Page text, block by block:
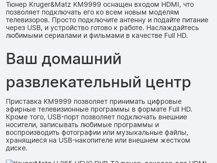
Тюнер Kruger&Matz KM9999 оснащен входом HDMI, что
позволяет подключать его ко всем новым моделям
телевизоров. Просто подключите антенну и подайте питание
через USB, и устройство готово к работе. Наслаждайтесь
любимыми сериалами и фильмами в качестве Full HD.
Ваш домашний
развлекательный центр
Приставка KM9999 позволяет принимать цифровые
эфирные телевизионные программы в формате Full HD.
Кроме того, USB-порт позволяет подключать внешние
носители, записывать любимые программы и
воспроизводить фотографии или музыкальные файлы,
хранящиеся на USB-накопителе или внешнем жестком
диске.